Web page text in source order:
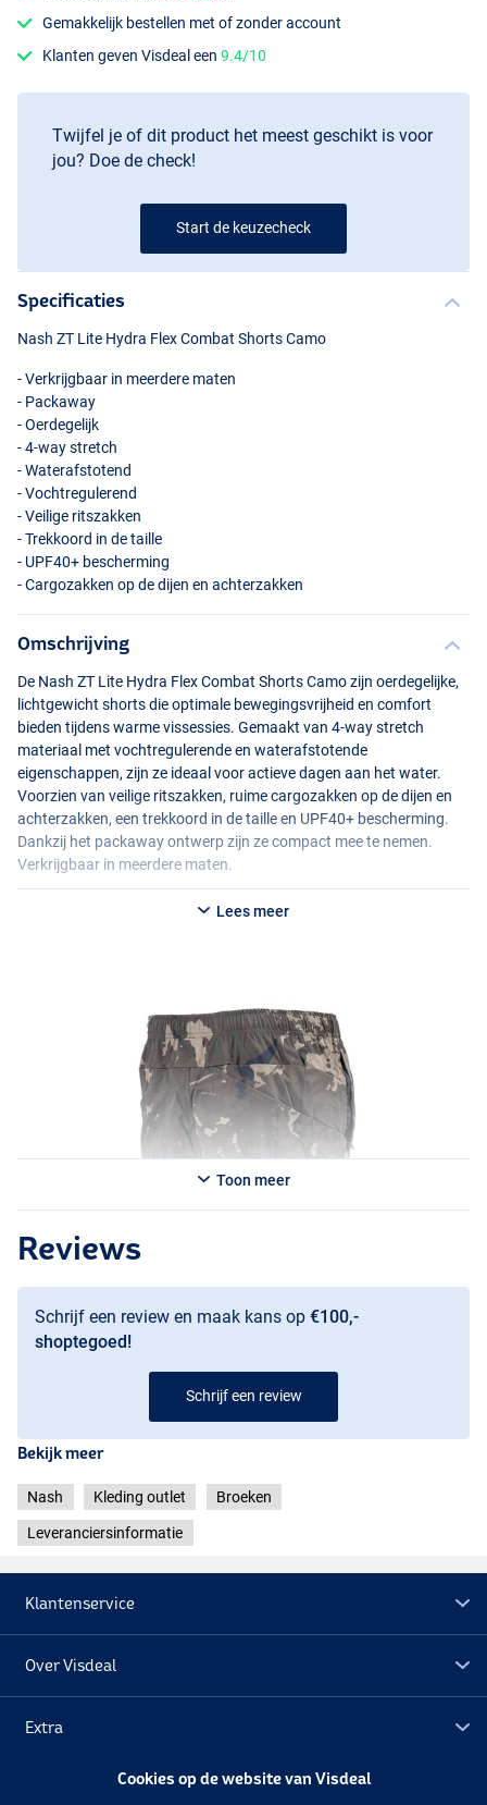
Gemakkelijk bestellen met of zonder account
Klanten geven Visdeal een9.4/10
Twijfel je of dit product het meest geschikt is voor
jou? Doe de check!
Start de keuzecheck
Specificaties
Nash ZT Lite Hydra Flex Combat Shorts Camo
- Verkrijgbaar in meerdere maten
- Packaway
- Oerdegelijk
- 4-way stretch
- Waterafstotend
- Vochtregulerend
- Veilige ritszakken
- Trekkoord in de taille
- UPF40+ bescherming
- Cargozakken op de dijen en achterzakken
Omschrijving
De Nash ZT Lite Hydra Flex Combat Shorts Camo zijn oerdegelijke,
lichtgewicht shorts die optimale bewegingsvrijheid en comfort
bieden tijdens warme vissessies. Gemaakt van 4-way stretch
materiaal met vochtregulerende en waterafstotende
eigenschappen, zijn ze ideaal voor actieve dagen aan het water.
Voorzien van veilige ritszakken, ruime cargozakken op de dijen en
achterzakken, een trekkoord in de taille en UPF40+ bescherming.
Dankzij het packaway ontwerp zijn ze compact mee te nemen.
Verkrijgbaar in meerdere maten.
Lees meer
Toon meer
Reviews
Schrijf een review en maak kans op €100,-
shoptegoed!
Schrijf een review
Bekijk meer
Nash Kleding outlet Broeken
Leveranciersinformatie
Klantenservice
Over Visdeal
Extra
Cookies op de website van Visdeal